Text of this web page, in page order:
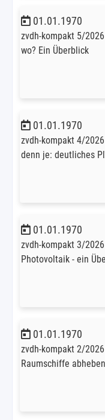
01.01.1970
zvdh-kompakt 5/
wo? Ein Überblick
01.01.1970
zvdh-kompakt 4/
denn je: deutliches
01.01.1970
zvdh-kompakt 3/
Photovoltaik - ein
01.01.1970
zvdh-kompakt 2/
Raumschiffe